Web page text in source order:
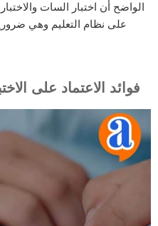
الواضح أن اختبار السات
على نظام التعليم وهي
فوائد الاعتماد على